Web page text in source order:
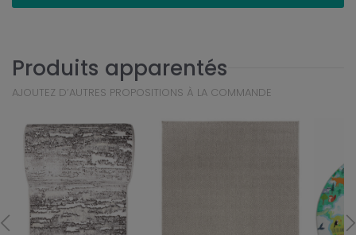
Produits apparentés
AJOUTEZ D’AUTRES PROPOSITIONS À LA COMMANDE